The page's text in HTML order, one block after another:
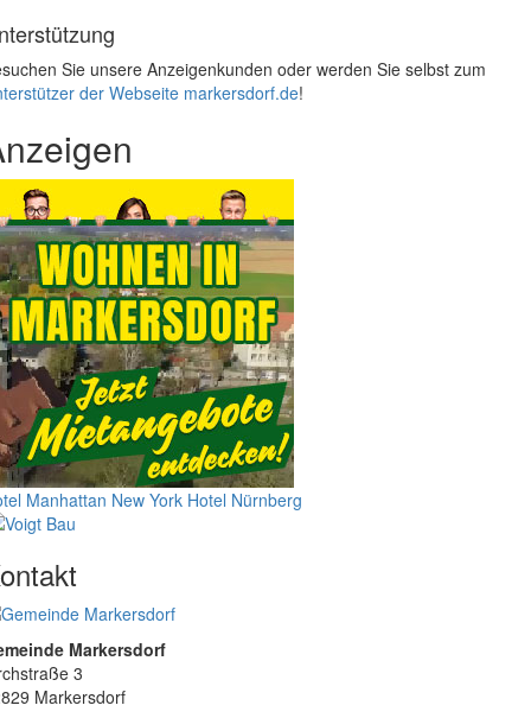
Sie unsere Anzeigenkunden oder werden Sie selbst zum
der Webseite markersdorf.de!
Manhattan New York Hotel Nürnberg
Markersdorf
3
Markersdorf